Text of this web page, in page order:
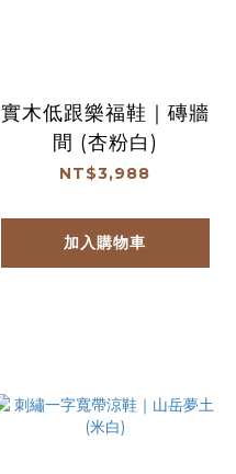
實木低跟樂福鞋｜磚牆
間 (杏粉白)
NT$3,988
加入購物車